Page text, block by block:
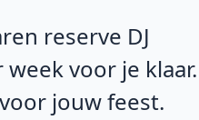
reserve DJ
voor je klaar.
jouw feest.